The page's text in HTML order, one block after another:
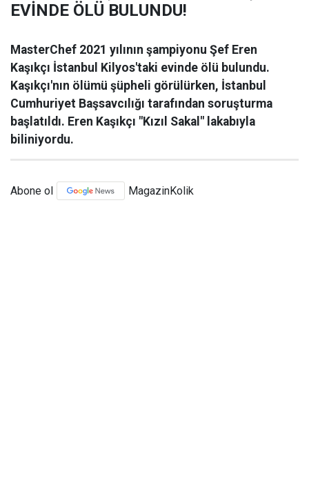
EVİNDE ÖLÜ BULUNDU!
MasterChef 2021 yılının şampiyonu Şef Eren
Kaşıkçı İstanbul Kilyos'taki evinde ölü bulundu.
Kaşıkçı'nın ölümü şüpheli görülürken, İstanbul
Cumhuriyet Başsavcılığı tarafından soruşturma
başlatıldı. Eren Kaşıkçı "Kızıl Sakal" lakabıyla
biliniyordu.
Abone ol MagazinKolik